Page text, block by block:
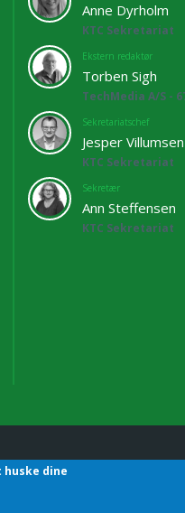
Anne Dyrholm
KTC Sekretariat
Ekstern redaktør
Torben Sigh
TechMedia A/S -
Sekretariatschef
Jesper Villumsen
KTC Sekretariat
Sekretær
Ann Steffensen
KTC Sekretariat
| 8660
dine